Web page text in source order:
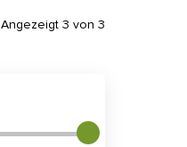
Angezeigt 3 von 3